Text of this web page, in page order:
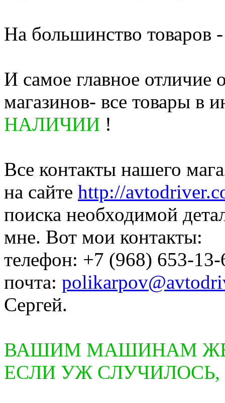
На большинство товаров
И самое главное отличие
магазинов- все товары в
НАЛИЧИИ !
Все контакты нашего
на сайте http://
поиска необходимой
мне. Вот мои контакты:
телефон: +7 (968) 653-
почта:
Сергей.
ВАШИМ МАШИНАМ
ЕСЛИ УЖ